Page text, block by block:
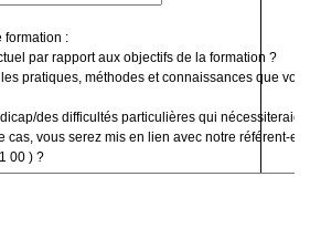
formation :
par rapport aux objectifs de la formation ?
pratiques, méthodes et connaissances que
des difficultés particulières qui
cas, vous serez mis en lien avec notre référent-e
00 ) ?